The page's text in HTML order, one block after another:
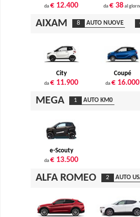
da € 12.400 da € 38al
AIXAM 8 AUTO NUOVE
City
da € 11.900
Coupé
da € 16.000
MEGA 1 AUTO KM0
e-Scouty
da € 13.500
ALFA ROMEO 2 AUTO